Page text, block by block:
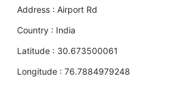
Address :Airport Rd
Country : India
Latitude : 30.673500061
Longitude :76.7884979248